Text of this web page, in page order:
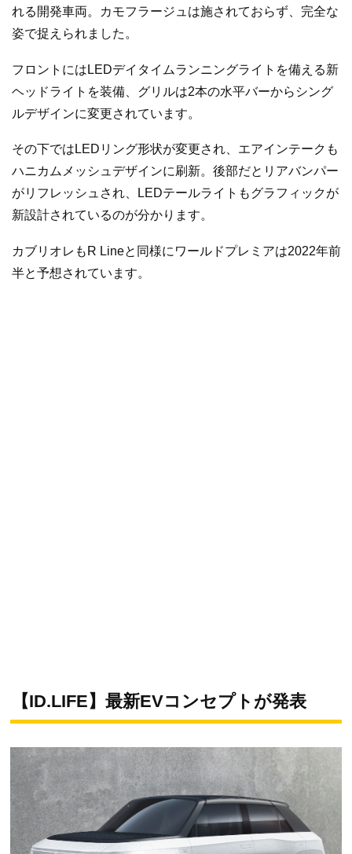
れる開発車両。カモフラージュは施されておらず、完全な
姿で捉えられました。
フロントにはLEDデイタイムランニングライトを備える新
ヘッドライトを装備、グリルは2本の水平バーからシング
ルデザインに変更されています。
その下ではLEDリング形状が変更され、エアインテークも
ハニカムメッシュデザインに刷新。後部だとリアバンパー
がリフレッシュされ、LEDテールライトもグラフィックが
新設計されているのが分かります。
カブリオレもR Lineと同様にワールドプレミアは2022年前
半と予想されています。
【ID.LIFE】最新EVコンセプトが発表